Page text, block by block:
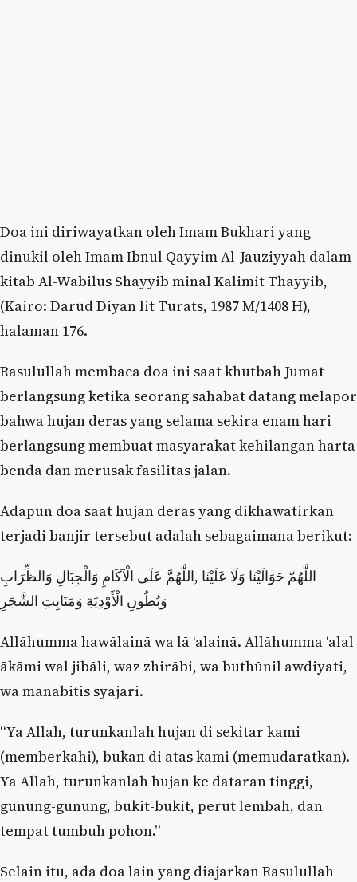
Doa ini diriwayatkan oleh Imam Bukhari yang
dinukil oleh Imam Ibnul Qayyim Al-Jauziyyah dalam
kitab Al-Wabilus Shayyib minal Kalimit Thayyib,
(Kairo: Darud Diyan lit Turats, 1987 M/1408 H),
halaman 176.
Rasulullah membaca doa ini saat khutbah Jumat
berlangsung ketika seorang sahabat datang melapor
bahwa hujan deras yang selama sekira enam hari
berlangsung membuat masyarakat kehilangan harta
benda dan merusak fasilitas jalan.
Adapun doa saat hujan deras yang dikhawatirkan
terjadi banjir tersebut adalah sebagaimana berikut:
اللَّهُمّ حَوَالَيْنَا وَلَا عَلَيْنَا ,اللَّهُمَّ عَلَى الْآكَامِ وَالْجِبَالِ وَالظِّرَابِ
وَبُطُونِ الْأَوْدِيَةِ وَمَنَابِتِ الشَّجَرِ
Allāhumma hawālainā wa lā ‘alainā. Allāhumma ‘alal
ākāmi wal jibāli, waz zhirābi, wa buthūnil awdiyati,
wa manābitis syajari.
“Ya Allah, turunkanlah hujan di sekitar kami
(memberkahi), bukan di atas kami (memudaratkan).
Ya Allah, turunkanlah hujan ke dataran tinggi,
gunung-gunung, bukit-bukit, perut lembah, dan
tempat tumbuh pohon.”
Selain itu, ada doa lain yang diajarkan Rasulullah